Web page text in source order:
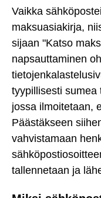
Vaikka
maksuasiakirja,
sijaan "Katso
napsauttaminen
tyypillisesti sumea
jossa ilmoitetaan,
Päästäkseen
vahvistamaan
tallennetaan ja